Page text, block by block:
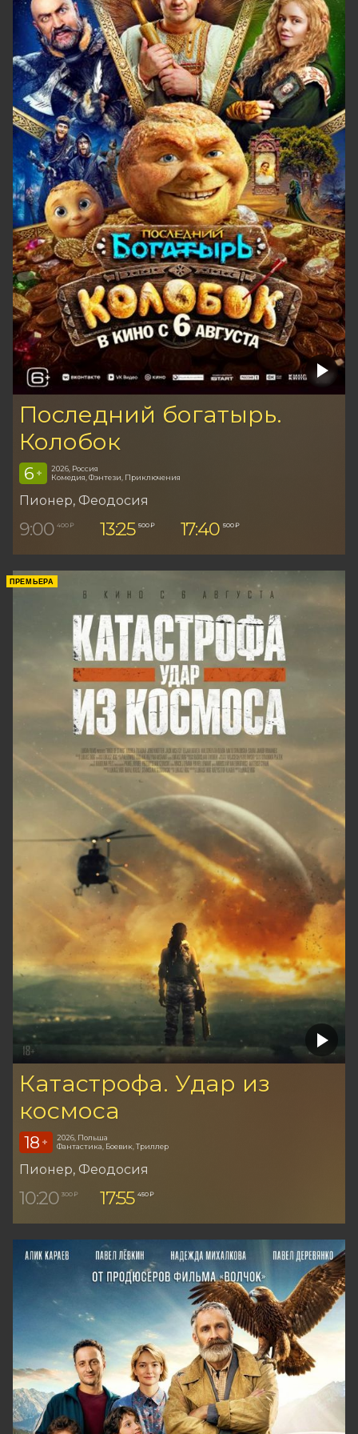
Последний богатырь.
Колобок
6 +
2026, Россия
Комедия, Фэнтези, Приключения
Пионер, Феодосия
9:00 400 ₽ 13:25 500 ₽ 17:40 500 ₽
ПРЕМЬЕРА
Катастрофа. Удар из
космоса
18 +
2026, Польша
Фантастика, Боевик, Триллер
Пионер, Феодосия
10:20 300 ₽ 17:55 450 ₽